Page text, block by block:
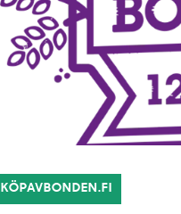
KÖPAVBONDEN.FI